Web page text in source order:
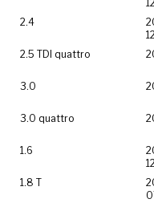
12
2.4
12
2.5 TDI quattro
3.0
3.0 quattro
1.6
12
1.8 T